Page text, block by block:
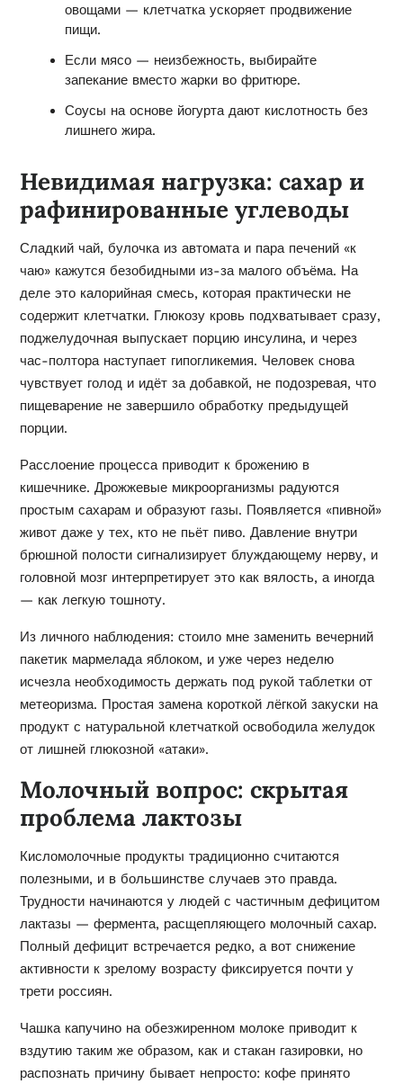
овощами — клетчатка ускоряет продвижение
пищи.
Если мясо — неизбежность, выбирайте
запекание вместо жарки во фритюре.
Соусы на основе йогурта дают кислотность без
лишнего жира.
Невидимая нагрузка: сахар и
рафинированные углеводы
Сладкий чай, булочка из автомата и пара печений «к
чаю» кажутся безобидными из-за малого объёма. На
деле это калорийная смесь, которая практически не
содержит клетчатки. Глюкозу кровь подхватывает сразу,
поджелудочная выпускает порцию инсулина, и через
час-полтора наступает гипогликемия. Человек снова
чувствует голод и идёт за добавкой, не подозревая, что
пищеварение не завершило обработку предыдущей
порции.
Расслоение процесса приводит к брожению в
кишечнике. Дрожжевые микроорганизмы радуются
простым сахарам и образуют газы. Появляется «пивной»
живот даже у тех, кто не пьёт пиво. Давление внутри
брюшной полости сигнализирует блуждающему нерву, и
головной мозг интерпретирует это как вялость, а иногда
— как легкую тошноту.
Из личного наблюдения: стоило мне заменить вечерний
пакетик мармелада яблоком, и уже через неделю
исчезла необходимость держать под рукой таблетки от
метеоризма. Простая замена короткой лёгкой закуски на
продукт с натуральной клетчаткой освободила желудок
от лишней глюкозной «атаки».
Молочный вопрос: скрытая
проблема лактозы
Кисломолочные продукты традиционно считаются
полезными, и в большинстве случаев это правда.
Трудности начинаются у людей с частичным дефицитом
лактазы — фермента, расщепляющего молочный сахар.
Полный дефицит встречается редко, а вот снижение
активности к зрелому возрасту фиксируется почти у
трети россиян.
Чашка капучино на обезжиренном молоке приводит к
вздутию таким же образом, как и стакан газировки, но
распознать причину бывает непросто: кофе принято